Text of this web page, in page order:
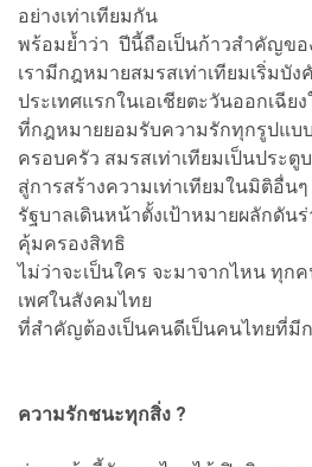
อย่างเท่าเทียมกัน
พร้อมย้ำว่า ปีนี้ถือเป็นก้าวสำคัญขอ
เรามีกฎหมายสมรสเท่าเทียมเริ่มบัง
ประเทศแรกในเอเชียตะวันออกเฉียง
ที่กฎหมายยอมรับความรักทุกรูปแบ
ครอบครัว สมรสเท่าเทียมเป็นประตู
สู่การสร้างความเท่าเทียมในมิติอื่นๆ
รัฐบาลเดินหน้าตั้งเป้าหมายผลักดัน
คุ้มครองสิทธิ
ไม่ว่าจะเป็นใคร จะมาจากไหน ทุก
เพศในสังคมไทย
ที่สำคัญต้องเป็นคนดีเป็นคนไทยที่มี
ความรักชนะทุกสิ่ง ?